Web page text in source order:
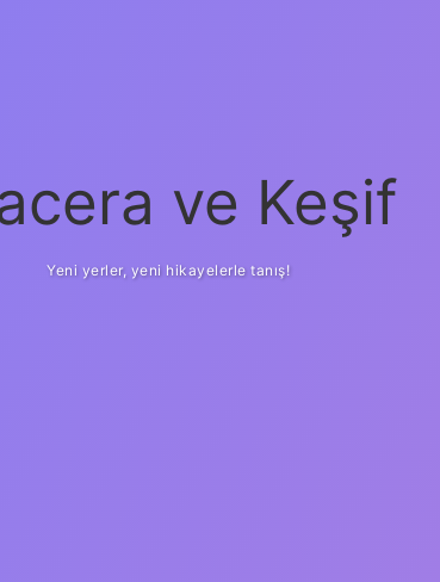
ve Keşif
Yeni yerler, yeni hikayelerle tanış!